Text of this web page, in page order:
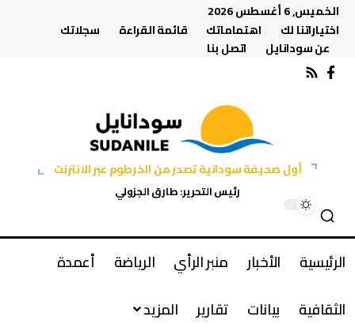
الخميس, 6 أغسطس 2026
اختياراتنا لك
اهتماماتك قائمة القراءة
سجلاتك
عن سودانايل
اتصل بنا
أول صحيفة سودانية تصدر من الخرطوم عبر الانترنت
رئيس التحرير: طارق الجزولي
الرئيسية الأخبار منبر الرأي الرياضة
أعمدة
الثقافية
بيانات تقارير المزيد